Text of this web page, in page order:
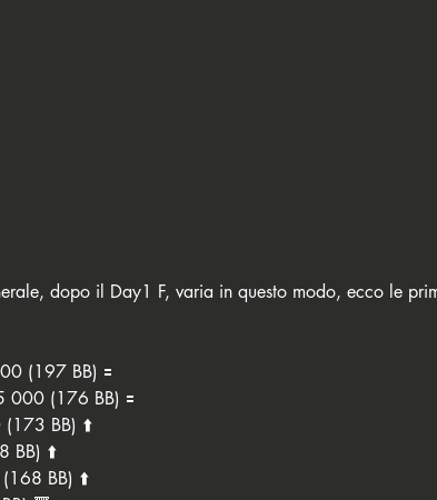
dopo il Day1 F, varia in questo modo, ecco le
(197 BB) 🟰
000 (176 BB) 🟰
(173 BB) ⬆️
BB) ⬆️
BB) ⬆️